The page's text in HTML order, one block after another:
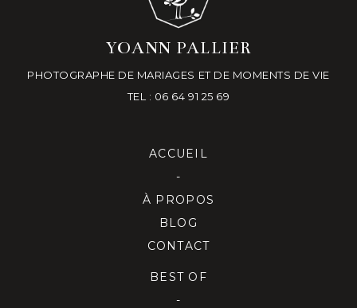
YOANN PALLIER
PHOTOGRAPHE DE MARIAGES ET DE MOMENTS DE VIE
TEL : 06 64 91 25 69
ACCUEIL
-
À PROPOS
BLOG
CONTACT
BEST OF
-